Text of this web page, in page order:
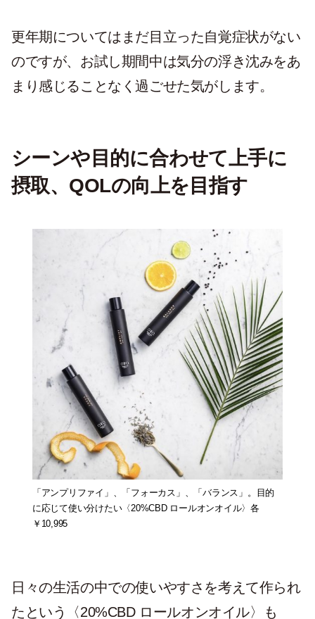
更年期についてはまだ目立った自覚症状がない
のですが、お試し期間中は気分の浮き沈みをあ
まり感じることなく過ごせた気がします。
シーンや目的に合わせて上手に
摂取、QOLの向上を目指す
「アンプリファイ」、「フォーカス」、「バランス」。目的
に応じて使い分けたい〈20%CBD ロールオンオイル〉各
￥10,995
日々の生活の中での使いやすさを考えて作られ
たという〈20%CBD ロールオンオイル〉も